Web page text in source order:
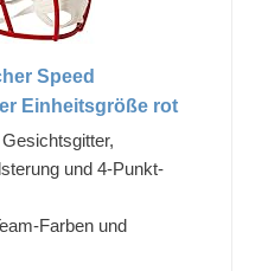
Speed
Einheitsgröße rot
und 4-Punkt-
Farben und